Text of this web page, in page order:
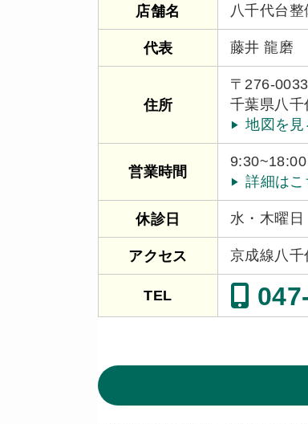
店舗名 八千代台整
代表 藤井 龍磨
住所
〒276-0033
千葉県八
地図を見
営業時間
9:30~18:00
詳細はこ
休診日 水・木曜日
アクセス 京成線八千
TEL